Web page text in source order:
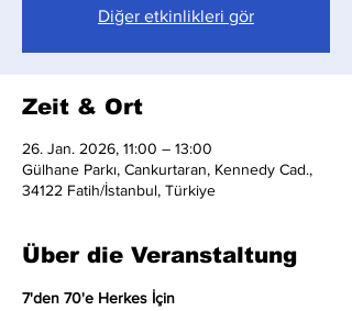
Diğer etkinlikleri gör
Zeit & Ort
26. Jan. 2026, 11:00 – 13:00
Gülhane Parkı, Cankurtaran, Kennedy Cad.,
34122 Fatih/İstanbul, Türkiye
Über die Veranstaltung
7'den 70'e Herkes İçin